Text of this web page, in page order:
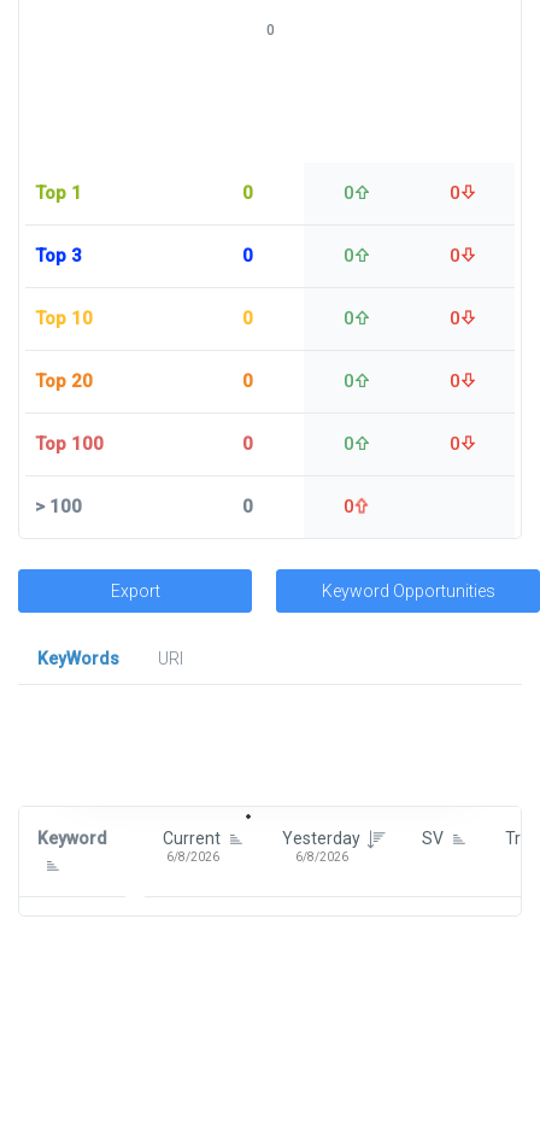
Top 1 0 0 0
Top 3 0 0 0
Top 10 0 0 0
Top 20 0 0 0
Top 100 0 0 0
>100 0 0
0
Export Keyword Opportunities
KeyWords
URl
Keyword Current
6/8/2026
Yesterday
6/8/2026
SV